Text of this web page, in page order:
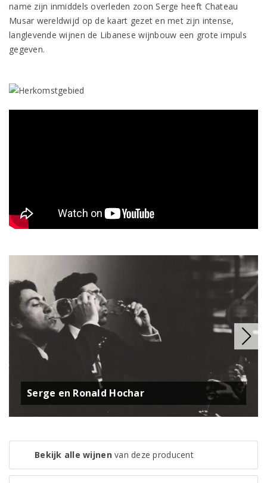
name zijn inmiddels overleden zoon Serge heeft Chateau
Musar wereldwijd op de kaart gezet en met zijn intense,
langlevende wijnen de Libanese wijnbouw een grote impuls
gegeven.
Serge en Ronald Hochar
Bekijk alle wijnenvan deze producent